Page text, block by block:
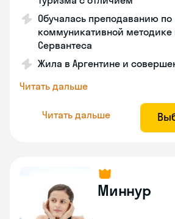
Обучалась преподаванию по
коммуникативной методике
Сервантеса
Жила в Аргентине и
Читать дальше
Читать дальше
Миннур